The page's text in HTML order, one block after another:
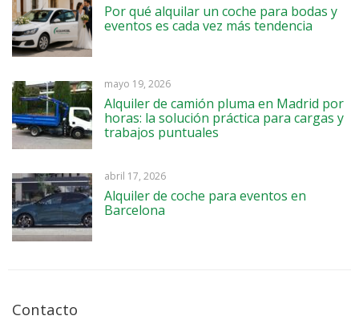
Por qué alquilar un coche para bodas y
eventos es cada vez más tendencia
mayo 19, 2026
Alquiler de camión pluma en Madrid por
horas: la solución práctica para cargas y
trabajos puntuales
abril 17, 2026
Alquiler de coche para eventos en
Barcelona
Contacto